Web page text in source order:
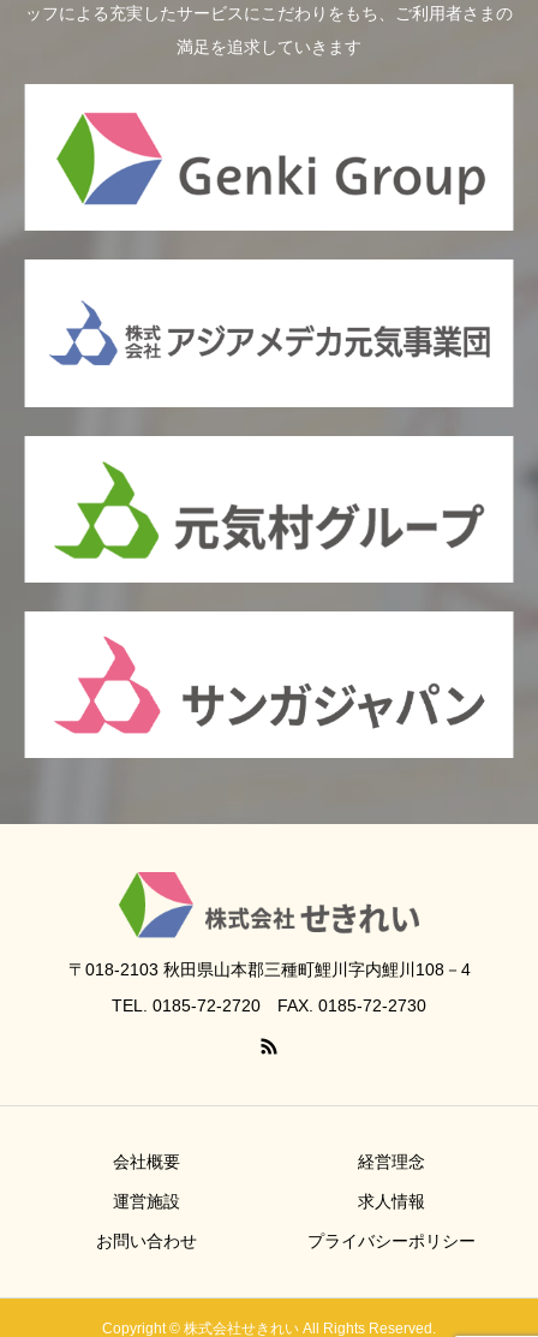
ッフによる充実したサービスにこだわりをもち、ご利用者さまの
満足を追求していきます
〒018-2103 秋田県山本郡三種町鯉川字内鯉川108－4
TEL. 0185-72-2720 FAX. 0185-72-2730
会社概要 経営理念
運営施設 求人情報
お問い合わせ プライバシーポリシー
Copyright © 株式会社せきれい All Rights Reserved.